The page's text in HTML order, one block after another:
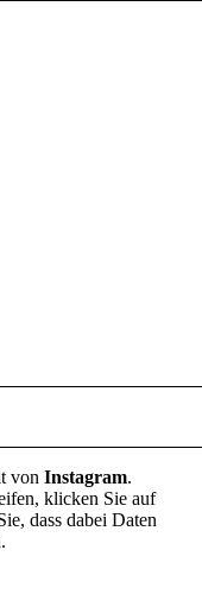
von Instagram.
klicken Sie auf
dass dabei Daten